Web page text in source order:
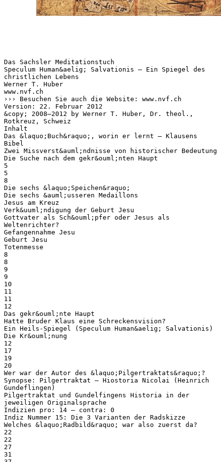
Das Sachsler Meditationstuch Speculum Human&aelig; Salvationis – Ein Spiegel des christlichen Lebens Werner T. Huber www.nvf.ch ››› Besuchen Sie auch die Website: www.nvf.ch Version: 22. Februar 2012 &copy; 2008–2012 by Werner T. Huber, Dr. theol., Rotkreuz, Schweiz Inhalt Das &laquo;Buch&raquo;, worin er lernt – Klausens Bibel Zwei Missverst&auml;ndnisse von historischer Bedeutung Die Suche nach dem gekr&ouml;nten Haupt 5 5 8 Die sechs &laquo;Speichen&raquo; Die sechs &auml;usseren Medaillons Jesus am Kreuz Verk&uuml;ndigung der Geburt Jesu Gottvater als Sch&ouml;pfer oder Jesus als Weltenrichter? Gefangennahme Jesu Geburt Jesu Totenmesse 8 8 9 9 10 11 11 12 Das gekr&ouml;nte Haupt Hatte Bruder Klaus eine Schreckensvision? Ein Heils-Spiegel (Speculum Human&aelig; Salvationis) Die Kr&ouml;nung 12 17 19 20 Wer war der Autor des &laquo;Pilgertraktats&raquo;? Synopse: Pilgertraktat – Hiostoria Nicolai (Heinrich Gundeflingen) Pilgertraktat und Gundelfingens Historia in der jeweiligen Originalsprache Indizien pro: 14 – contra: 0 Indiz Nummer 15: Die 3 Varianten der Radskizze Welches &laquo;Radbild&raquo; war also zuerst da? 22 22 27 31 37 40 Rad – Alltagsgegenstand, Symbol und Emblem 40 Der g&ouml;ttliche Spiegel 42 Evangelistensymbole 42 Stifterwappen und K&uuml;nstlermonogramm 45 St. Leonhard in Basel zwischen 1465 und 1475 Devotio Moderna Hinweise und Beweise Eine verborgene Jahreszahl? Zusammenfassung zum Meditationstuch 46 48 49 51 52 3 ANHANG Weiterer Vergleich: R&ouml;ntgenbild – Karl der K&uuml;hne Theologiegeschichtlicher Einwand Radskizzen – Ohne Zirkel? – nicht m&ouml;glich Geometrische Konstruktion des Sachsler Meditationsbildes 55 57 58 58 Quellen und Studien Durrer, Robert, Bruder Klaus, Die &auml;ltesten Quellen &uuml;ber den seligen Nikolaus von Fl&uuml;e, sein Leben und seinen Einfluss, 2 B&auml;nde, Sarnen 1917–21 (unver&auml;nderter Nachdruck 1981) ders., Kunstdenkm&auml;ler Unterwaldens, 1911, Nachtr&auml;ge 1927 Amschwand, Rupert, Bruder Klaus, Erg&auml;nzungsband zum Quellenwerk von Robert Durrer, Sarnen 1987 Stirnimann, Heinrich, Der Gottesgelehrte Niklaus von Fl&uuml;e, Drei Studien, Universit&auml;tsverlag Freiburg Schweiz 1981 (Dokimion 7) &middot; Unver&auml;nderter Nachdruck a. gl. Ort 2001 &middot; Transkription der drei Fr&uuml;hdrucke (um 1487 bis 1489) mit textkritischem Apparat Ruegg, J. Ferdinand, Heinrich Gundelfingen, ein zeitgen&ouml;ssischer Biograph des seligen Nikolaus von Fl&uuml;e, Zeitschrift f&uuml;r Schweizerische Kirchengeschichte. 4 (Stans 1910), Heft 2, 22–34 ders., Heinrich Gundelfingen, Ein Beitrag zur Geschichte des deutschen Fr&uuml;hhumanismus, Freiburger Studien, Bd. 6, Freiburg i. &Uuml;., 1910 Werner T. Huber, Der g&ouml;ttliche Spiegel – Zur Geschichte und Theologie des &auml;ltesten Druckwerks &uuml;ber Bruder Klaus und sein Meditationsbild, Bern 1981, (Europ. Hochschulschriften 23/164) ders., Bruder Klaus – Niklaus von Fl&uuml;e in den Zeugnissen seiner Zeitgenossen, Z&uuml;rich 1996 www.nvf.ch – Quellenwerk (neusprachliche &Uuml;bersetzungen) www.nvf.ch/rad1.asp – Webversion dieses Beitrages (von Werner T. Huber) Schelle, Klaus, Karl der K&uuml;hne, Burgund zwischen Lilienbanner und Reichsadler, Stuttgart-Degerloch 1977 4 Das &laquo;Buch&raquo;, worin er lernt – Klausens Bibel Um 1488 wurde von Peter Berger in Augsburg das erste gedruckte Werk &uuml;ber den Eremiten im Ranft herausgegeben. Es trug den Titel &laquo;Bruo der Klaus&raquo;. Da der Autor unbekannt blieb, bzw. bleiben wollte, jedoch anfangs des Textes von einem Pilger die Rede ist, wird das kleine Druckwerk auch &laquo;Pilgertraktat&raquo; genannt. – Bei dem Pilger handelt es sich vermutlich um Heinrich Gundelfingen (Professor an der Universit&auml;t Freiburg im Breisgau), der im Winter 1480/81 BruderKlaus im Ranft besuchte. Zwei Missverst&auml;ndnisse von historischer Bedeutung Bruder Klaus und der Pilger sprechen &uuml;ber den christlichen Glauben, wobei mit &laquo;glauben&raquo; nicht das &laquo;F&uuml;r-wahr-halten&raquo; gemeint ist. Beide sind sich einig, zum echten Glauben geh&ouml;rt das eifrige Beten und vertiefte Meditieren der Glaubensereignisse, wie sie die Bibel vermittelt, der christliche Glaube muss ein gelebter Glaube sein, und dazu ist es n&ouml;tig, auch die N&auml;chstenliebe als Werke der Barmherzigkeit zu &uuml;ben. Im Verlauf des Gespr&auml;chs holt Bruder Klaus etwas hervor und zeigt es dem Fremden, vorausgehend sagt er noch: &laquo;Wenn es dich nicht verdriesst, so will ich dich auch mein Buch sehen lassen, worin ich lerne ...&raquo; Das Wort &laquo;Buch&raquo; wird hier in &uuml;bertragener Weise gebraucht (Metapher), denn Bruder Klaus konnte weder lesen noch schreiben. Dem Fremden, der sich ihm als Gelehrter zeigte und viele B&uuml;cher gelesen hatte, sagte der Einsiedler mit etwas Ironie: Das sei halt nun sein Buch … Der Pilger schildert den Vorgang w&ouml;rtlich so: &laquo;Und er truo g mir her verczaichnet ein figur in der geleichnus als ein rad mit sechs spaichen in dieser gestalt als hernach volget&raquo; (Abbildung links). Dieser Satz ist oft missverstanden worden. Aus der vagen Formulierung l&auml;sst sich kein Beweis ableiten. Der Pilger behauptet jedenfalls in keiner Weise, dass Bruder Klaus ihm genau diese Skizze gezeigt habe, sondern er schreibt, dass das, was ihm der Eremit zeigte – etwas &laquo;Gezeichnetes&raquo; oder &laquo;Gemaltes&raquo; –, der Struktur nach eben dieser Skizze &auml;hnlich sei1. Auch &laquo;rad&raquo; wird hier als Metapher verwendet. Einige Zeit – vielleicht mehrere Jahre – sp&auml;ter, kann sich der Pilger an das gezeigte &laquo;Bild&raquo; des Eremiten erinnern, es sich in seinen Gedanken ausmalen. Er will es aus der Erinnerung rekonstruieren und interpretieren. Hier ist die Quelle f&uuml;r ein weiteres Missverst&auml;ndnis. Der Pilger behauptet keineswegs, er habe das farbige Bild selber gemalt oder habe die Entstehung veranlasst. Heute ist dieses Bild bekannt als das Sachsler Meditationsbild (keine Tafel sondern ein bemaltes Tuch), es befindet sich in der Pfarrkirche von Sachseln, vorne links zwischen den Seitenalt&auml;ren. Darum ist mit Fug und Recht 1 1488 existieren drei von einander abweichende Radskizzen, siehe unten, 38 5 anzunehmen, dass Bruder Klaus beim Besuch des Pilgers (vermutlich im Winter 1480/81) das farbige, auf Tuch gemalte Meditationsbild bereits besass und keineswegs die Radskizze, ebenso nicht den einfarbigen Holzschnitt der im Augsburger Druck (um 1488) enthalten ist. Dieser ist eine Nachahmung des gemalten Bildes. Dass dieser nicht seitenverkehrt ist, beweist, dass f&uuml;r seine Anfertigung eine Zeichnung auf einem losen Blatt vorlag, die der Holzschneider f&uuml;r seine Arbeit umgekehrt gegen das Licht hielt. Der Holzschnitt (rechts) im &laquo;Pilgertraktat&raquo; (ohne Jahresangabe) entstand fr&uuml;hestens 1486 – in diesem Jahr nahm Peter Berger seine T&auml;tigkeit als Drucker in Augsburg auf –, sp&auml;testens 1488 – mit dieser Jahreszahl datiert erschien gleichzeitig eine weitere Ausgabe mit anderen Holzschnitten bei Markus Ayrer in N&uuml;rnberg. Es gibt keinen Beweis daf&uuml;r, dass die undatierte Augsburger Ausgabe &auml;lter ist. Das Sachsler Meditationsbild1 entstand nach kunsthistorischen Untersuchungen sehr wahrscheinlich zwischen 1460 und 1480 (das meint jedenfalls auch Rupert Amschwand in einem Brief vom 4. Dezember 1980). Gem&auml;ss Heinrich Stirnimann 2 stamme das Bild m&ouml;glicherweise aus der Region Colmar–Basel, am ehesten Basel, 1 2 6 Die einzelnen Medaillons sind unten vergr&ouml;ssert abgebildet und kommentiert, 9ff. Der Gottesgelehrte Niklaus von Fl&uuml;e, Freiburg 1981 (dokimion 7), 167 u. 190 – Stirnimann bevozugt die Annahme einer Entstehungszeit 1475–1480 (a.a.O. 190), obwohl Experten eine fr&uuml;here Zeit ansetzen. Nur wegen des Faltenwurfs der Kleider der drei anbetenden Gestalten im Sch&ouml;pfungsmedaillon? Robert Durrer nannte als oberen Grenzwert 1470 (Kunstgeschichte Unterwaldens, 489, R. Amschwand, 231), sowie: &laquo;Am liebsten bald nach 1450&raquo; (Quellenwerk, 386). – Eine materialtechnische Untersuchung im Schweizerischen Landesmuseum ergab, dass eine Datierung auf Jahrzehnte genau nicht m&ouml;glich ist womit er vermutlich recht hat, allein ein gewisser Zusammenhang der vier Evangelistensymbole mit denen in der Basler St. Leonhardskirche (Lettner, Iselinjoch, 1455–14601) ist unverkennbar. Basel kam 1469 unter das Protektorat Burgunds. Gemalt wurde das Bild mit d&uuml;nner Temperafarbe auf rollbaren Stoff in den Massen: 77 cm breit und 86.5 cm hoch; die Schrift unterhalb wurde erst sp&auml;ter, 1611, bei der Einfassung in einen Holzrahmen, hinzugef&uuml;gt. Die Mitte bildet ein Medaillon mit einem gekr&ouml;nten Haupt. Was stellt es dar? Von diesem Rundbild gehen sechs strahlen&auml;hnliche Gebilde aus, so dass je drei davon die Spitze einw&auml;rts gerichtet haben und ihre &auml;usseren Enden miteinander verbunden ein nahezu gleichseitiges Dreieck bilden, ebenso sind drei Strahlen mit der Spitze nach aussen vorhanden. Das Medaillon ist in der Grundfarbe rot und von einem Goldkreis umgeben; zu diesem konzentrisch angeordnet umschliesst ein etwas breiterer roter Kreis die aussen breit endenden Strahlen, dieser &auml;ussere Kreis wird tangiert von sechs weiteren, regelm&auml;ssig verteilten Medaillons, so dass die Strahlen auf je eines hinzeigen. Diese Rundbilder enthalten folgende Darstellungen: 1. Verk&uuml;ndigung des Herrn an Maria durch den Erzengel Gabriel, sowie zwei Kr&uuml;cken als symbolische Andeutung f&uuml;r das barmherzige Werk &laquo;Kranke besuchen&raquo;. 2. Geburt Jesu und ein Wanderstab mit Beutel f&uuml;r &laquo;Fremde beherbergen&raquo; 3. Gott-Vater und die Sch&ouml;pfung, sowie Brotlaib, Weinkanne und Fisch (m&ouml;glicherweise) f&uuml;r &laquo;Hungrige und D&uuml;rstende speisen&raquo; 4. Verrat des Judas und Gefangennahme Christi verbunden mit einer symbolisch daliegenden Kette f&uuml;r &laquo;Sich um die Gefangenen k&uuml;mmern&raquo; 5